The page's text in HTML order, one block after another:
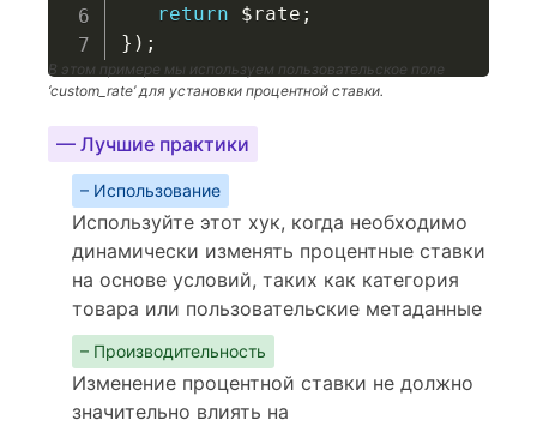
return
$rate ;
} ) ;
В этом примере мы используем пользовательское поле
‘custom_rate’ для установки процентной ставки.
— Лучшие практики
– Использование
Используйте этот хук, когда необходимо
динамически изменять процентные ставки
на основе условий, таких как категория
товара или пользовательские метаданные
– Производительность
Изменение процентной ставки не должно
значительно влиять на